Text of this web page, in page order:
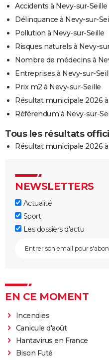
Accidents à Nevy-sur-Seille
Délinquance à Nevy-sur-
Pollution à Nevy-sur-Seille
Risques naturels à Nevy-
Nombre de médecins à
Entreprises à Nevy-sur-
Prix m2 à Nevy-sur-Seille
Résultat municipale 2026
Référendum à Nevy-sur-
Tous les résultats
Résultat municipale 2026
NEWSLETTERS
Actualité
Sport
Les dossiers d'actu
EN CE MOMENT
Incendies
Canicule d'août
Hantavirus en France
Bison Futé